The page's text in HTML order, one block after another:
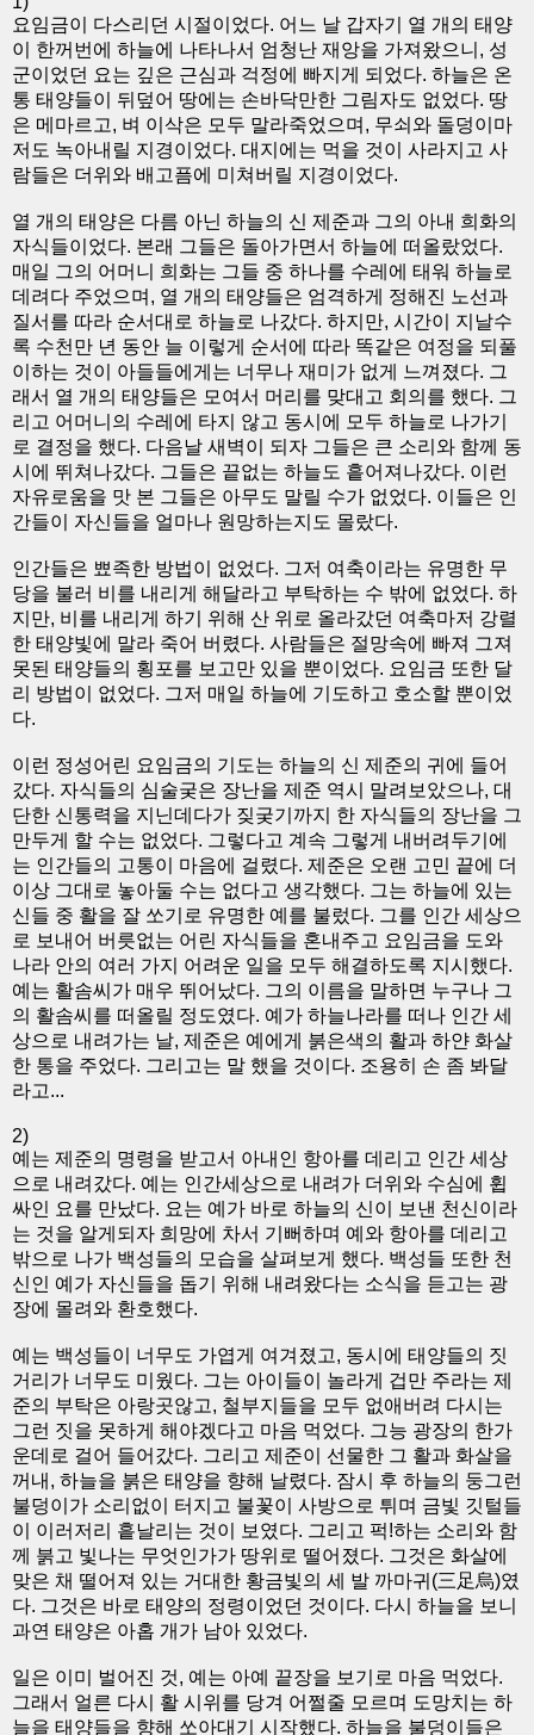
요임금이 다스리던 시절이었다. 어느 날 갑자기 열 개의 태양
이 한꺼번에 하늘에 나타나서 엄청난 재앙을 가져왔으니, 성
군이었던 요는 깊은 근심과 걱정에 빠지게 되었다. 하늘은 온
통 태양들이 뒤덮어 땅에는 손바닥만한 그림자도 없었다. 땅
은 메마르고, 벼 이삭은 모두 말라죽었으며, 무쇠와 돌덩이마
저도 녹아내릴 지경이었다. 대지에는 먹을 것이 사라지고 사
람들은 더위와 배고픔에 미쳐버릴 지경이었다.
열 개의 태양은 다름 아닌 하늘의 신 제준과 그의 아내 희화의
자식들이었다. 본래 그들은 돌아가면서 하늘에 떠올랐었다.
매일 그의 어머니 희화는 그들 중 하나를 수레에 태워 하늘로
데려다 주었으며, 열 개의 태양들은 엄격하게 정해진 노선과
질서를 따라 순서대로 하늘로 나갔다. 하지만, 시간이 지날수
록 수천만 년 동안 늘 이렇게 순서에 따라 똑같은 여정을 되풀
이하는 것이 아들들에게는 너무나 재미가 없게 느껴졌다. 그
래서 열 개의 태양들은 모여서 머리를 맞대고 회의를 했다. 그
리고 어머니의 수레에 타지 않고 동시에 모두 하늘로 나가기
로 결정을 했다. 다음날 새벽이 되자 그들은 큰 소리와 함께 동
시에 뛰쳐나갔다. 그들은 끝없는 하늘도 흩어져나갔다. 이런
자유로움을 맛 본 그들은 아무도 말릴 수가 없었다. 이들은 인
간들이 자신들을 얼마나 원망하는지도 몰랐다.
인간들은 뾰족한 방법이 없었다. 그저 여축이라는 유명한 무
당을 불러 비를 내리게 해달라고 부탁하는 수 밖에 없었다. 하
지만, 비를 내리게 하기 위해 산 위로 올라갔던 여축마저 강렬
한 태양빛에 말라 죽어 버렸다. 사람들은 절망속에 빠져 그져
못된 태양들의 횡포를 보고만 있을 뿐이었다. 요임금 또한 달
리 방법이 없었다. 그저 매일 하늘에 기도하고 호소할 뿐이었
다.
이런 정성어린 요임금의 기도는 하늘의 신 제준의 귀에 들어
갔다. 자식들의 심술궂은 장난을 제준 역시 말려보았으나, 대
단한 신통력을 지닌데다가 짖궂기까지 한 자식들의 장난을 그
만두게 할 수는 없었다. 그렇다고 계속 그렇게 내버려두기에
는 인간들의 고통이 마음에 걸렸다. 제준은 오랜 고민 끝에 더
이상 그대로 놓아둘 수는 없다고 생각했다. 그는 하늘에 있는
신들 중 활을 잘 쏘기로 유명한 예를 불렀다. 그를 인간 세상으
로 보내어 버릇없는 어린 자식들을 혼내주고 요임금을 도와
나라 안의 여러 가지 어려운 일을 모두 해결하도록 지시했다.
예는 활솜씨가 매우 뛰어났다. 그의 이름을 말하면 누구나 그
의 활솜씨를 떠올릴 정도였다. 예가 하늘나라를 떠나 인간 세
상으로 내려가는 날, 제준은 예에게 붉은색의 활과 하얀 화살
한 통을 주었다. 그리고는 말 했을 것이다. 조용히 손 좀 봐달
라고...
2)
예는 제준의 명령을 받고서 아내인 항아를 데리고 인간 세상
으로 내려갔다. 예는 인간세상으로 내려가 더위와 수심에 휩
싸인 요를 만났다. 요는 예가 바로 하늘의 신이 보낸 천신이라
는 것을 알게되자 희망에 차서 기뻐하며 예와 항아를 데리고
밖으로 나가 백성들의 모습을 살펴보게 했다. 백성들 또한 천
신인 예가 자신들을 돕기 위해 내려왔다는 소식을 듣고는 광
장에 몰려와 환호했다.
예는 백성들이 너무도 가엽게 여겨졌고, 동시에 태양들의 짓
거리가 너무도 미웠다. 그는 아이들이 놀라게 겁만 주라는 제
준의 부탁은 아랑곳않고, 철부지들을 모두 없애버려 다시는
그런 짓을 못하게 해야겠다고 마음 먹었다. 그능 광장의 한가
운데로 걸어 들어갔다. 그리고 제준이 선물한 그 활과 화살을
꺼내, 하늘을 붉은 태양을 향해 날렸다. 잠시 후 하늘의 둥그런
불덩이가 소리없이 터지고 불꽃이 사방으로 튀며 금빛 깃털들
이 이러저리 흩날리는 것이 보였다. 그리고 퍽!하는 소리와 함
께 붉고 빛나는 무엇인가가 땅위로 떨어졌다. 그것은 화살에
맞은 채 떨어져 있는 거대한 황금빛의 세 발 까마귀(三足烏)였
다. 그것은 바로 태양의 정령이었던 것이다. 다시 하늘을 보니
과연 태양은 아홉 개가 남아 있었다.
일은 이미 벌어진 것, 예는 아예 끝장을 보기로 마음 먹었다.
그래서 얼른 다시 활 시위를 당겨 어쩔줄 모르며 도망치는 하
늘을 태양들을 향해 쏘아대기 시작했다. 하늘을 불덩이들은